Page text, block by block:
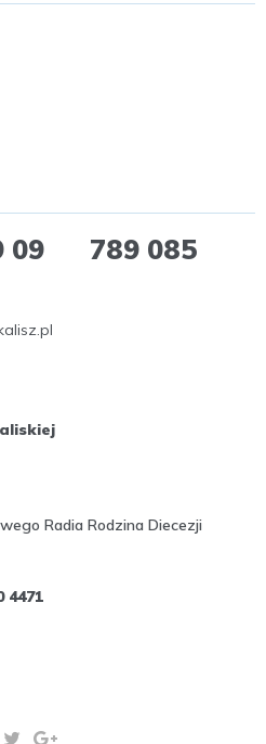
09 789 085
Radia Rodzina Diecezji
4471